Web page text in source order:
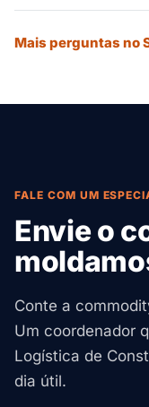
montados.
escolta e
serviços públicos
seu canteiro para
Mais perguntas no
FALE COM UM
Envie o
Conte a
Um coordenador
Logística de
dia útil.